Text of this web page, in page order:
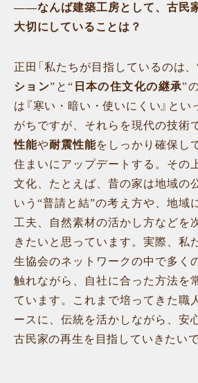
——なんば建築工房として、古民
大切にしていることは？
正田「私たちが目指しているのは、
ション”と“ 日本の住文化の継承”
は『寒い・暗い・使いにくい』とい
がちですが、それらを現代の技術
性能や耐震性能をしっかり確保し
住まいにアップデートする。その
文化、たとえば、昔の家は地域の
いう“普請と結”の考え方や、地域
工夫、自然素材の活かし方などを
きたいと思っています。実際、私
生協会のネットワークの中で多く
触れながら、自社に合った方法を
ています。これまで培ってきた職
ースに、伝統を活かしながら、安
古民家の再生を目指していきたいで